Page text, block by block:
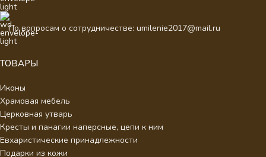
По вопросам о сотрудничестве: umilenie2017@mail.ru
ТОВАРЫ
Иконы
Храмовая мебель
Церковная утварь
Кресты и панагии наперсные, цепи к ним
Евхаристические принадлежности
Подарки из кожи